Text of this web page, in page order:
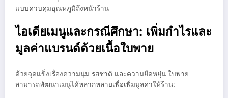
แบบควบคุมอุณหภูมิถึงหน้าร้าน
ไอเดียเมนูและกรณีศึกษา: เพิ่มกำไรและ
มูลค่าแบรนด์ด้วยเนื้อใบพาย
ด้วยจุดแข็งเรื่องความนุ่ม รสชาติ และความยืดหยุ่น ใบพาย
สามารถพัฒนาเมนูได้หลากหลายเพื่อเพิ่มมูลค่าให้ร้าน: